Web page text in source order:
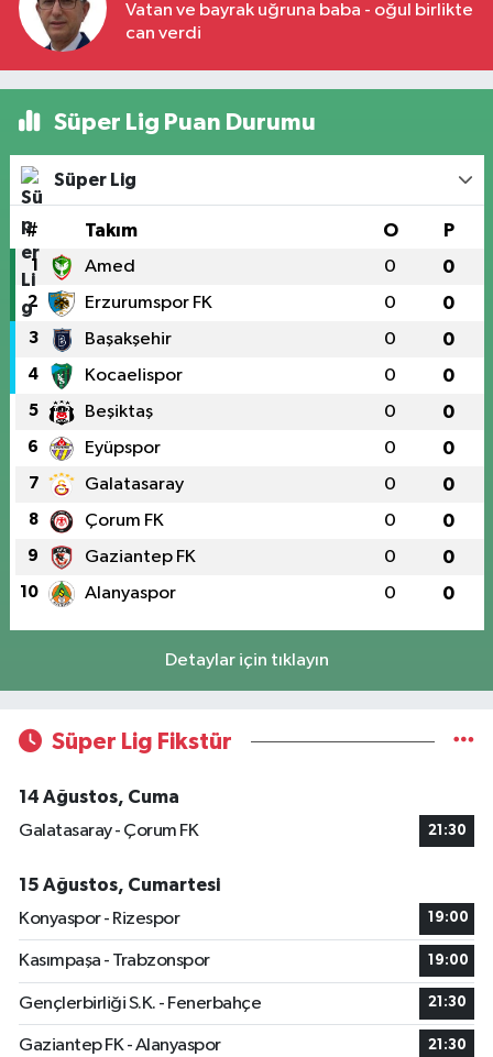
Vatan ve bayrak uğruna baba - oğul birlikte
can verdi
Süper Lig Puan Durumu
Süper Lig
# Takım O P
1 Amed 0 0
2 Erzurumspor FK 0 0
3 Başakşehir 0 0
4 Kocaelispor 0 0
5 Beşiktaş 0 0
6 Eyüpspor 0 0
7 Galatasaray 0 0
8 Çorum FK 0 0
9 Gaziantep FK 0 0
10 Alanyaspor 0 0
Detaylar için tıklayın
Süper Lig Fikstür
14 Ağustos, Cuma
Galatasaray - Çorum FK
21:30
15 Ağustos, Cumartesi
Konyaspor - Rizespor
19:00
Kasımpaşa - Trabzonspor 19:00
Gençlerbirliği S.K. - Fenerbahçe 21:30
Gaziantep FK - Alanyaspor 21:30